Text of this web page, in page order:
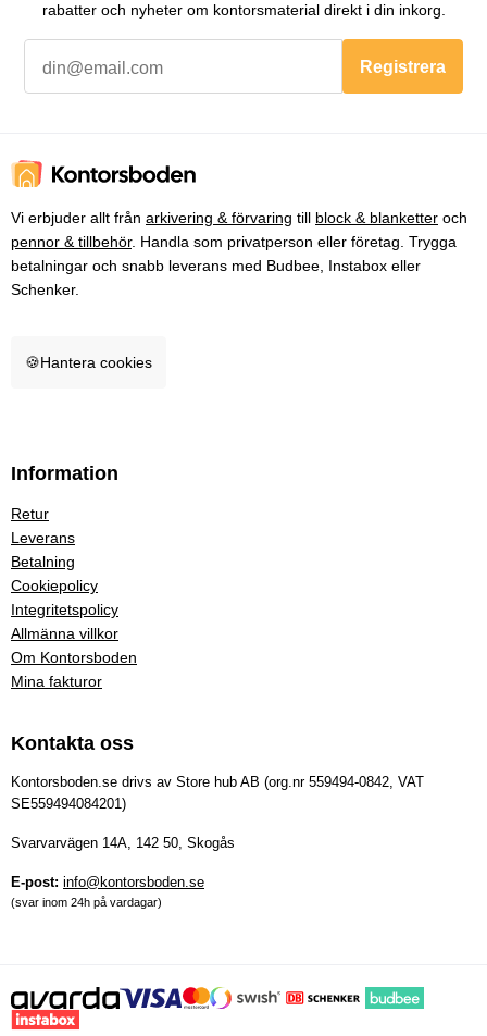
rabatter och nyheter om kontorsmaterial direkt i din inkorg.
Registrera
Vi erbjuder allt från arkivering & förvaring till block & blanketter och
pennor & tillbehör. Handla som privatperson eller företag. Trygga
betalningar och snabb leverans med Budbee, Instabox eller
Schenker.
🍪Hantera cookies
Information
Retur
Leverans
Betalning
Cookiepolicy
Integritetspolicy
Allmänna villkor
Om Kontorsboden
Mina fakturor
Kontakta oss
Kontorsboden.se drivs av Store hub AB (org.nr 559494-0842, VAT
SE559494084201)
Svarvarvägen 14A, 142 50, Skogås
E-post: info@kontorsboden.se
(svar inom 24h på vardagar)